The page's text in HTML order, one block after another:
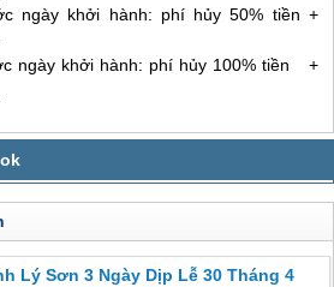
ngày khởi hành: phí hủy 50% tiền +
ngày khởi hành: phí hủy 100% tiền +
Lý Sơn 3 Ngày Dịp Lễ 30 Tháng 4